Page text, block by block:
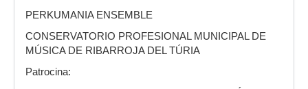
PERKUMANIA ENSEMBLE
CONSERVATORIO PROFESIONAL MUNICIPAL DE
MÚSICA DE RIBARROJA DEL TÚRIA
Patrocina: